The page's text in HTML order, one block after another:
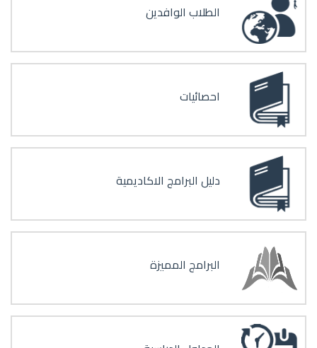
الطلاب الوافدين
احصائيات
دليل البرامج الاكاديمية
البرامج المميزة